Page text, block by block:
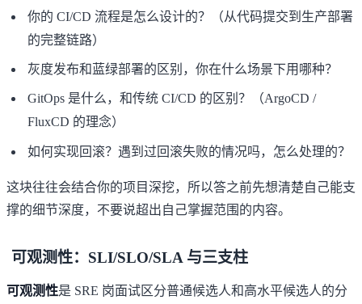
你的 CI/CD 流程是怎么设计的？（从代码提交到生产部署
的完整链路）
灰度发布和蓝绿部署的区别，你在什么场景下用哪种？
GitOps 是什么，和传统 CI/CD 的区别？（ArgoCD /
FluxCD 的理念）
如何实现回滚？遇到过回滚失败的情况吗，怎么处理的？
这块往往会结合你的项目深挖，所以答之前先想清楚自己能支
撑的细节深度，不要说超出自己掌握范围的内容。
可观测性：SLI/SLO/SLA 与三支柱
可观测性是 SRE 岗面试区分普通候选人和高水平候选人的分